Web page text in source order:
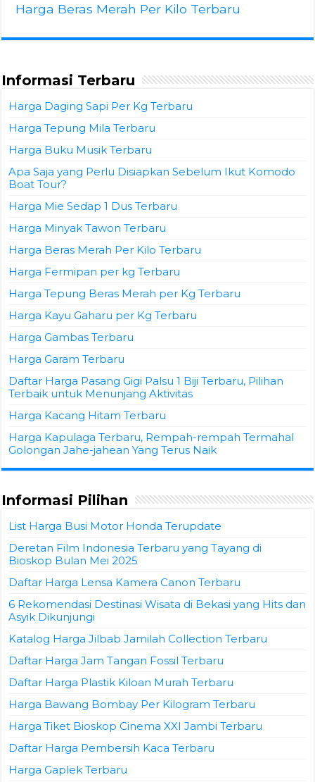
Harga Beras Merah Per Kilo Terbaru
Informasi Terbaru
Harga Daging Sapi Per Kg Terbaru
Harga Tepung Mila Terbaru
Harga Buku Musik Terbaru
Apa Saja yang Perlu Disiapkan Sebelum Ikut Komodo
Boat Tour?
Harga Mie Sedap 1 Dus Terbaru
Harga Minyak Tawon Terbaru
Harga Beras Merah Per Kilo Terbaru
Harga Fermipan per kg Terbaru
Harga Tepung Beras Merah per Kg Terbaru
Harga Kayu Gaharu per Kg Terbaru
Harga Gambas Terbaru
Harga Garam Terbaru
Daftar Harga Pasang Gigi Palsu 1 Biji Terbaru, Pilihan
Terbaik untuk Menunjang Aktivitas
Harga Kacang Hitam Terbaru
Harga Kapulaga Terbaru, Rempah-rempah Termahal
Golongan Jahe-jahean Yang Terus Naik
Informasi Pilihan
List Harga Busi Motor Honda Terupdate
Deretan Film Indonesia Terbaru yang Tayang di
Bioskop Bulan Mei 2025
Daftar Harga Lensa Kamera Canon Terbaru
6 Rekomendasi Destinasi Wisata di Bekasi yang Hits dan
Asyik Dikunjungi
Katalog Harga Jilbab Jamilah Collection Terbaru
Daftar Harga Jam Tangan Fossil Terbaru
Daftar Harga Plastik Kiloan Murah Terbaru
Harga Bawang Bombay Per Kilogram Terbaru
Harga Tiket Bioskop Cinema XXI Jambi Terbaru
Daftar Harga Pembersih Kaca Terbaru
Harga Gaplek Terbaru